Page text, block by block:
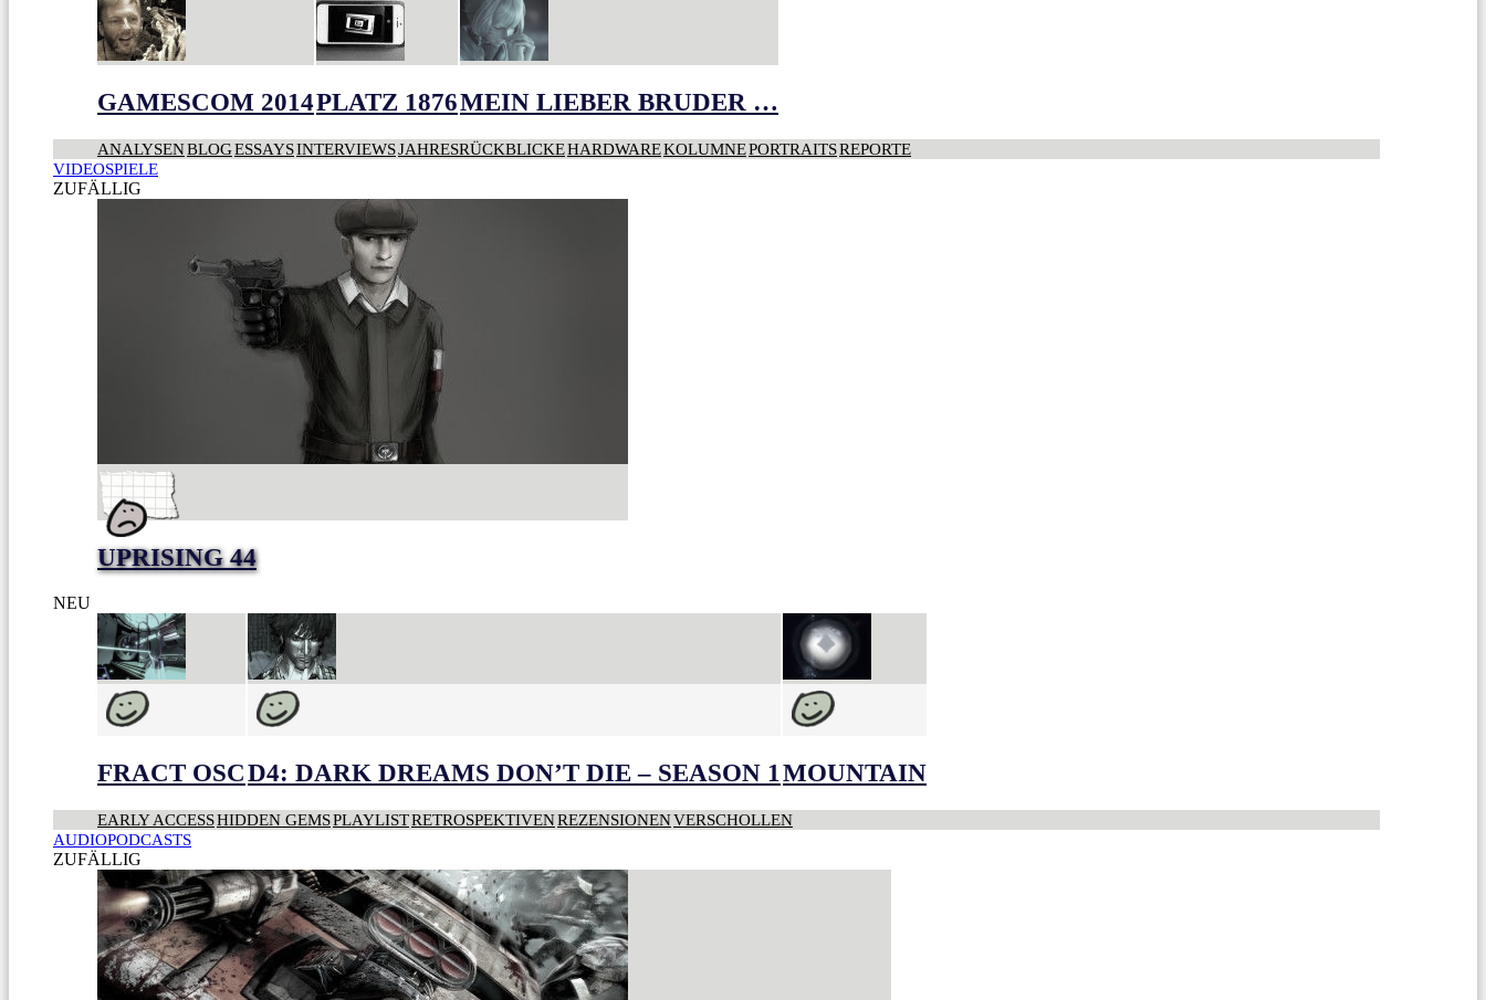
GAMESCOM 2014PLATZ 1876MEIN LIEBER BRUDER …
ANALYSENBLOGESSAYSINTERVIEWSJAHRESRÜCKBLICKEHARDWAREKOLUMNEPORTRAITSREPORTE
VIDEOSPIELE
ZUFÄLLIG
UPRISING 44
NEU
FRACT OSCD4: DARK DREAMS DON’T DIE – SEASON 1MOUNTAIN
EARLY ACCESSHIDDEN GEMSPLAYLISTRETROSPEKTIVENREZENSIONENVERSCHOLLEN
AUDIOPODCASTS
ZUFÄLLIG